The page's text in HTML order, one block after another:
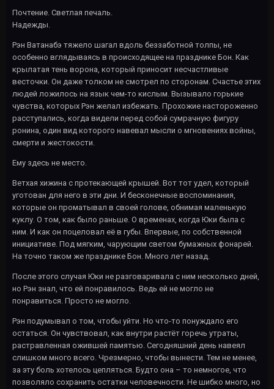
Почтение. Светлая печаль.
Надежды.
Рэн Ватанабэ тяжело шагал вдоль беззаботной толпы, не
особенно вглядываясь в происходящее на празднике Бон. Как
крылатая тень ворона, который приносит несчастливые
весточки. Он даже толком не смотрел по сторонам. Счастье этих
людей ложилось на язык чем-то кислым. Вызывало горькие
чувства, которых Рэн желал избежать. Прохожие настороженно
расступались, когда видели перед собой сумрачную фигуру
ронина, один вид которого навевал мысли о мгновениях войны,
смерти и жестокости.
Ему здесь не место.
Ветхая хижина с протекающей крышей. Вот тот удел, который
уготован для него в эти дни. И бесконечные воспоминания,
которые он проматывал в своей голове, обнимая маленькую
куклу. О том, как было раньше. О временах, когда Юки была с
ним. И как он поцеловал её в губы. Впервые, по собственной
инициативе. Под мягким, чарующим светом бумажных фонарей.
На точно таком же празднике Бон. Много лет назад.
После этого случая Юки не разговаривала с ним несколько дней,
но Рэн знал, что ей понравилось. Ведь ей не могло не
понравиться. Просто не могло.
Рэн подумывал о том, чтобы уйти. Но что-то понуждало его
остаться. Он чувствовал, как внутри растёт горечь утраты,
растравленная ожившей памятью. Сегодняшний день навеял
слишком много всего. Чрезмерно, чтобы вынести. Тем не менее,
за эту боль хотелось цепляться. Будто она – то немногое, что
позволяло сохранить остатки человечности. Не шибко много, но